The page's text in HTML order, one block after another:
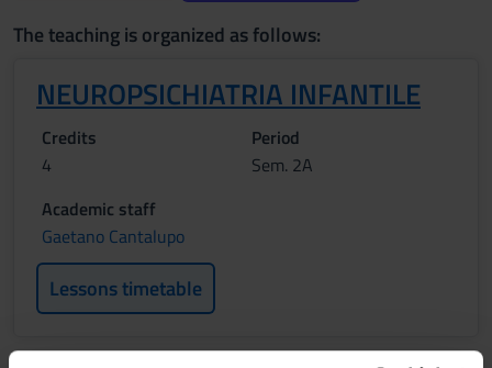
The teaching is organized as follows:
NEUROPSICHIATRIA INFANTILE
Credits
4
Period
Sem. 2A
Academic staff
Gaetano Cantalupo
Lessons timetable